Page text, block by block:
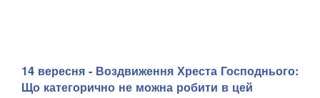
14 вересня - Воздвиження Хреста Господнього:
Що категорично не можна робити в цей